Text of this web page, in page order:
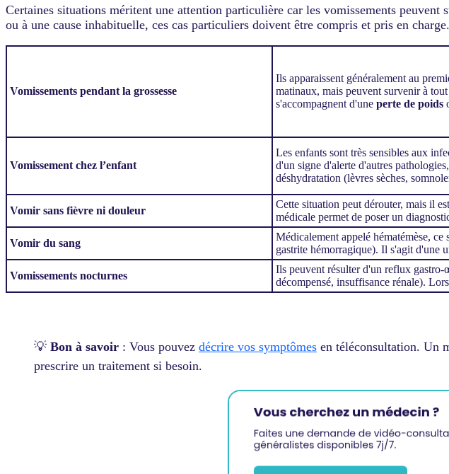
Certaines situations méritent une attention particulière car les vomissements
ou à une cause inhabituelle, ces cas particuliers doivent être compris et pris en
Vomissements pendant la grossesse
Ils apparaissent généralement au
matinaux, mais peuvent survenir à
s'accompagnent d'une perte de poids
Vomissement chez l’enfant
Les enfants sont très sensibles aux
d'un signe d'alerte d'autres
déshydratation (lèvres sèches,
Vomir sans fièvre ni douleur
Cette situation peut dérouter, mais il
médicale permet de poser un
Vomir du sang
Médicalement appelé hématémèse,
gastrite hémorragique). Il s'agit d'une
Vomissements nocturnes
Ils peuvent résulter d'un reflux gastro-
décompensé, insuffisance rénale).
💡 Bon à savoir : Vous pouvez décrire vos symptômes en téléconsultation. Un
prescrire un traitement si besoin.